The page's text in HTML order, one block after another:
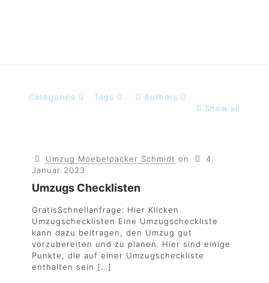
Categories Tags
Authors
Show all
Umzug Moebelpacker Schmidt on
4.
Januar 2023
Umzugs Checklisten
GratisSchnellanfrage: Hier Klicken
Umzugschecklisten Eine Umzugscheckliste
kann dazu beitragen, den Umzug gut
vorzubereiten und zu planen. Hier sind einige
Punkte, die auf einer Umzugscheckliste
enthalten sein […]